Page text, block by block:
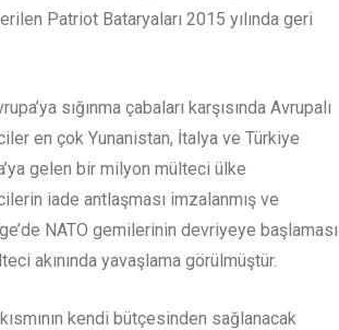
Patriot Bataryaları 2015 yılında geri
sığınma çabaları karşısında Avrupalı
en çok Yunanistan, İtalya ve Türkiye
gelen bir milyon mülteci ülke
iade antlaşması imzalanmış ve
NATO gemilerinin devriyeye başlaması
akınında yavaşlama görülmüştür.
kendi bütçesinden sağlanacak